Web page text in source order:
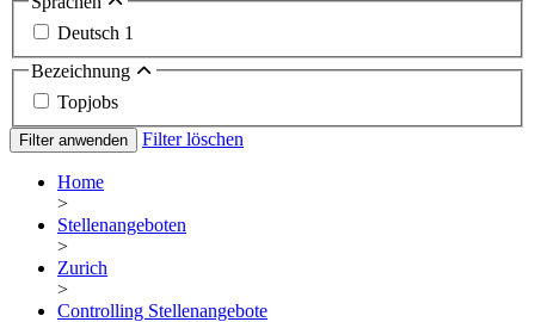
Deutsch 1
Bezeichnung
Topjobs
Filter anwenden Filter löschen
Home
>
Stellenangeboten
>
Zurich
>
Controlling Stellenangebote